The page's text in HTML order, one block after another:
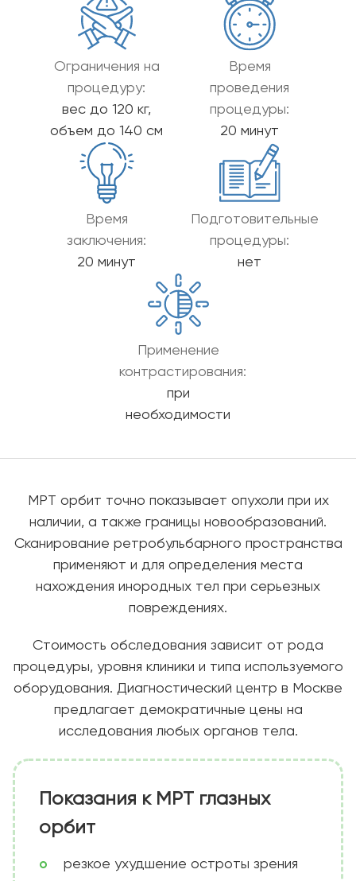
Ограничения на
процедуру:
вес до 120 кг,
объем до 140 см
Время
проведения
процедуры:
20 минут
Время
заключения:
20 минут
Подготовительные
процедуры:
нет
Применение
контрастирования:
при
необходимости
МРТ орбит точно показывает опухоли при их
наличии, а также границы новообразований.
Сканирование ретробульбарного пространства
применяют и для определения места
нахождения инородных тел при серьезных
повреждениях.
Стоимость обследования зависит от рода
процедуры, уровня клиники и типа используемого
оборудования. Диагностический центр в Москве
предлагает демократичные цены на
исследования любых органов тела.
Показания к МРТ глазных
орбит
резкое ухудшение остроты зрения